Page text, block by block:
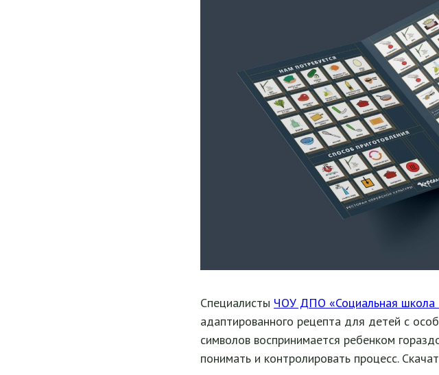
Специалисты ЧОУ ДПО «Социальная школа
адаптированного рецепта для детей с
символов воспринимается ребенком
понимать и контролировать процесс.